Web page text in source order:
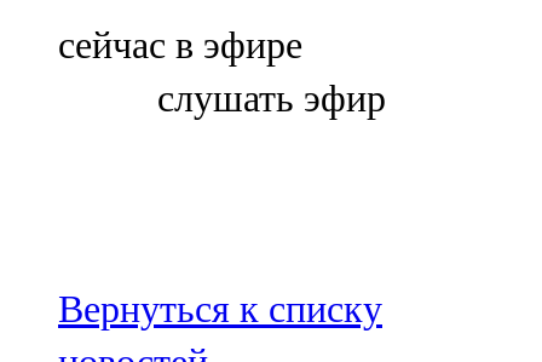
Болгар
100,3 FM
Зәй
сейчас в эфире
слушать эфир
Вернуться к списку